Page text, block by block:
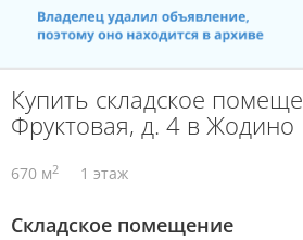
Купить складское
Фруктовая, д. 4 в Жодино
670 м2 1 этаж
Складское помещение